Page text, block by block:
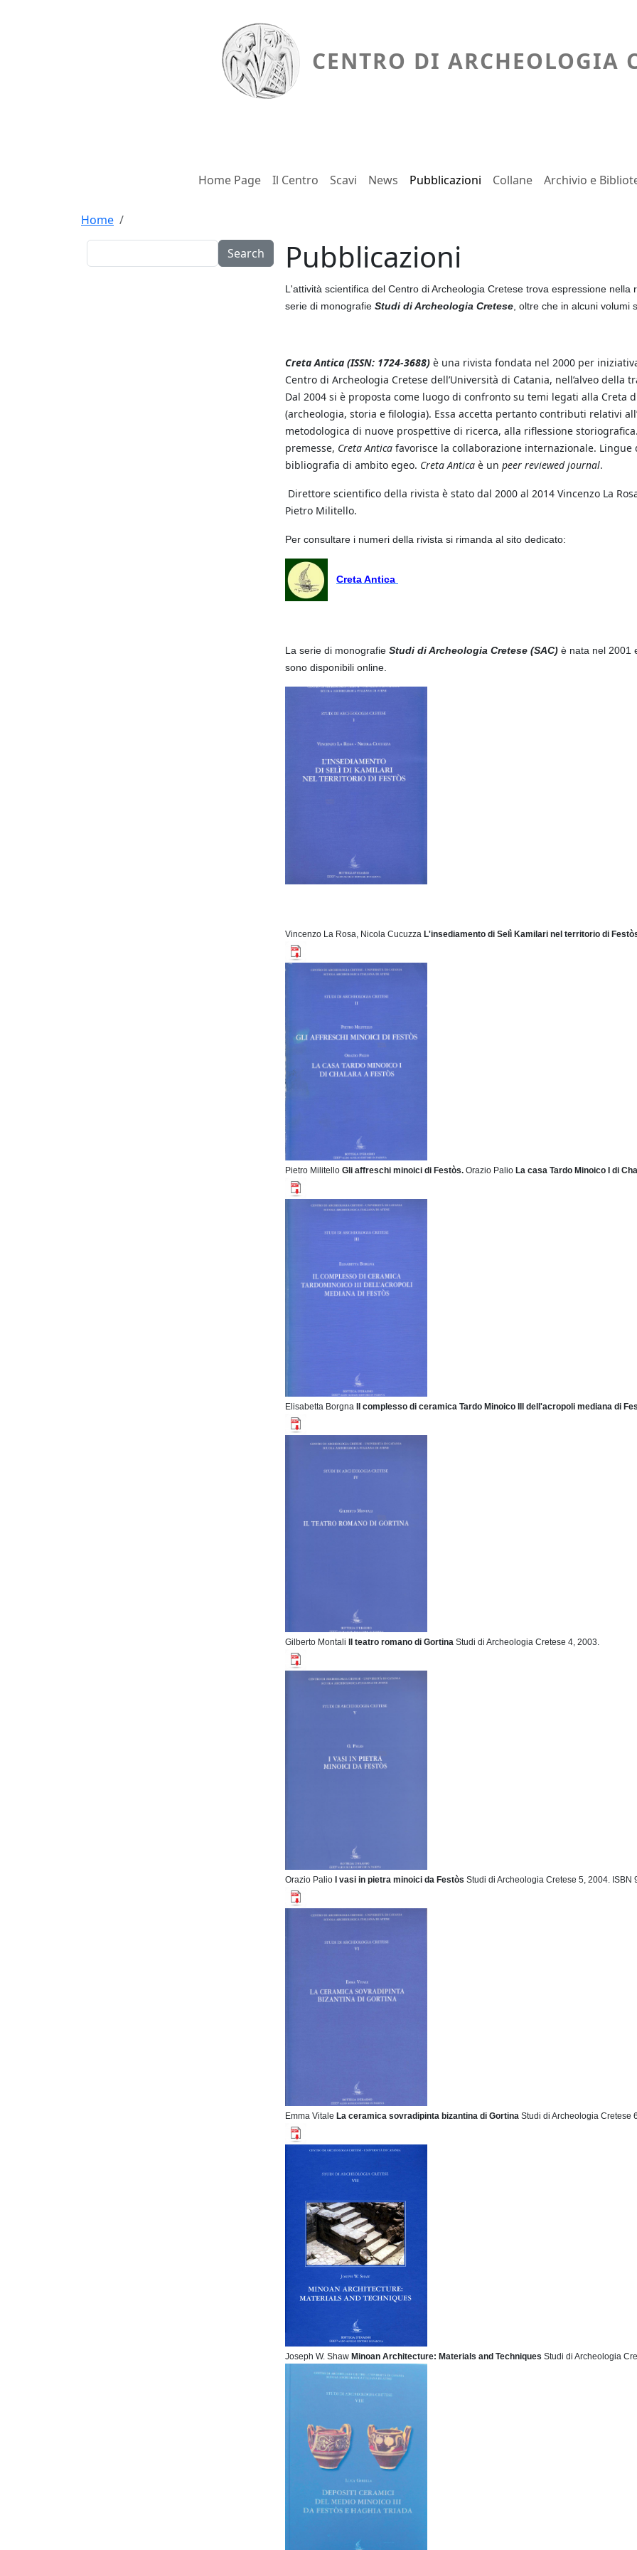
CENTRO DI ARCHEOLOGIA
Menu principale
Home Page Il Centro Scavi News Pubblicazioni Collane Archivio e
Briciole di pane
Home
Pubblicazioni
L'attività scientifica del Centro di Archeologia Cretese trova espressione nella
serie di monografie Studi di Archeologia Cretese , oltre che in alcuni volumi
Creta Antica (ISSN: 1724-3688) è una rivista fondata nel 2000 per
Centro di Archeologia Cretese dell’Università di Catania, nell’alveo
Dal 2004 si è proposta come luogo di confronto su temi legati alla Creta
(archeologia, storia e filologia). Essa accetta pertanto contributi relativi
metodologica di nuove prospettive di ricerca, alla riflessione
premesse, Creta Antica favorisce la collaborazione internazionale.
bibliografia di ambito egeo. Creta Antica è un peer reviewed journal.
Direttore scientifico della rivista è stato dal 2000 al 2014 Vincenzo La
Pietro Militello.
Per consultare i numeri della rivista si rimanda al sito dedicato:
Creta Antica
La serie di monografie Studi di Archeologia Cretese (SAC) è nata nel 2001
sono disponibili online.
Vincenzo La Rosa, Nicola Cucuzza L'insediamento di Selì Kamilari nel territorio di
​Pietro Militello Gli affreschi minoici di Festòs. Orazio Palio La casa Tardo Minoico I di
Elisabetta Borgna Il complesso di ceramica Tardo Minoico III dell'acropoli mediana di
Gilberto Montali Il teatro romano di Gortina Studi di Archeologia Cretese 4, 2003.
Orazio Palio I vasi in pietra minoici da Festòs Studi di Archeologia Cretese 5, 2004. ISBN
Emma Vitale La ceramica sovradipinta bizantina di Gortina Studi di Archeologia Cretese
Joseph W. Shaw Minoan Architecture: Materials and Techniques Studi di Archeologia